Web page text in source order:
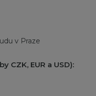
v Praze
CZK, EUR a USD):